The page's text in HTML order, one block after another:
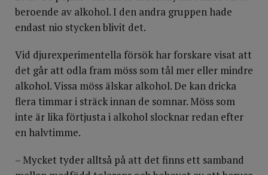
beroende av alkohol. I den andra gruppen hade
endast nio stycken blivit det.
Vid djurexperimentella försök har forskare visat att
det går att odla fram möss som tål mer eller mindre
alkohol. Vissa möss älskar alkohol. De kan dricka
flera timmar i sträck innan de somnar. Möss som
inte är lika förtjusta i alkohol slocknar redan efter
en halvtimme.
– Mycket tyder alltså på att det finns ett samband